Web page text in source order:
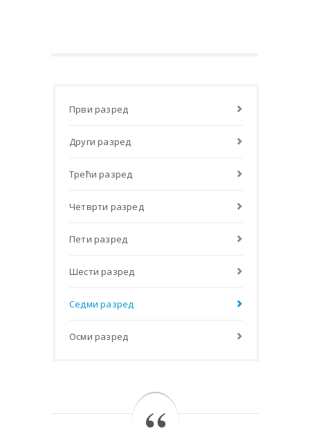
Први разред
Други разред
Трећи разред
Четврти разред
Пети разред
Шести разред
Седми разред
Осми разред